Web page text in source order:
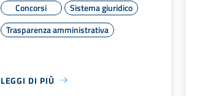
Concorsi
Sistema giuridico
Trasparenza amministrativa
LEGGI DI PIÙ